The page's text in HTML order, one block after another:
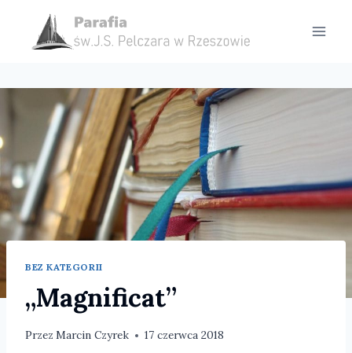
treści
BEZ KATEGORII
„Magnificat”
Przez Marcin Czyrek 17 czerwca 2018